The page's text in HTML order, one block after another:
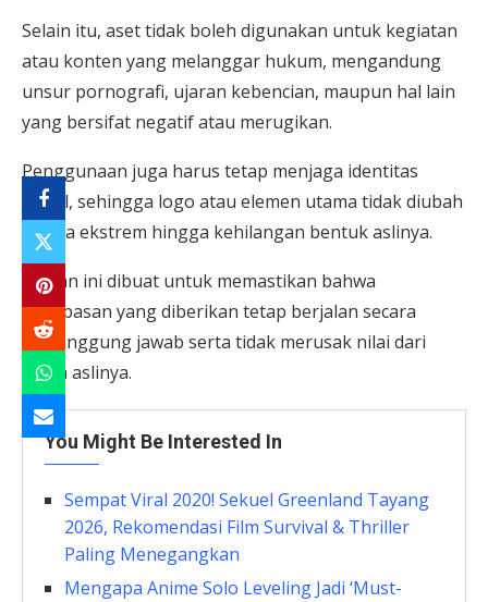
Selain itu, aset tidak boleh digunakan untuk kegiatan
atau konten yang melanggar hukum, mengandung
unsur pornografi, ujaran kebencian, maupun hal lain
yang bersifat negatif atau merugikan.
Penggunaan juga harus tetap menjaga identitas
visual, sehingga logo atau elemen utama tidak diubah
secara ekstrem hingga kehilangan bentuk aslinya.
Aturan ini dibuat untuk memastikan bahwa
kebebasan yang diberikan tetap berjalan secara
bertanggung jawab serta tidak merusak nilai dari
karya aslinya.
You Might Be Interested In
Sempat Viral 2020! Sekuel Greenland Tayang
2026, Rekomendasi Film Survival & Thriller
Paling Menegangkan
Mengapa Anime Solo Leveling Jadi ‘Must-